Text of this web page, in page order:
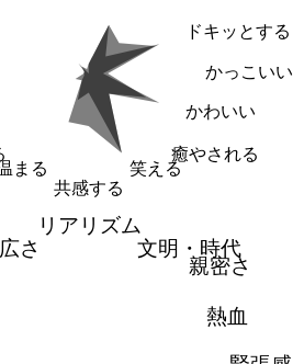
ドキッとする
かっこいい
かわいい
癒やされる
笑える
共感する
まる
リアリズム
文明・時代
親密さ
熱血
さ